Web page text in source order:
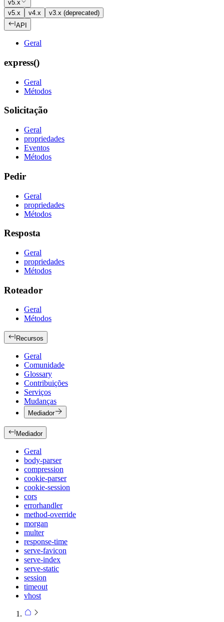
v5.x
v5.x
v4.x
v3.x (deprecated)
API
Geral
express()
Geral
Métodos
Solicitação
Geral
propriedades
Eventos
Métodos
Pedir
Geral
propriedades
Métodos
Resposta
Geral
propriedades
Métodos
Roteador
Geral
Métodos
Recursos
Geral
Comunidade
Glossary
Contribuições
Serviços
Mudanças
Mediador
Mediador
Geral
body-parser
compression
cookie-parser
cookie-session
cors
errorhandler
method-override
morgan
multer
response-time
serve-favicon
serve-index
serve-static
session
timeout
vhost